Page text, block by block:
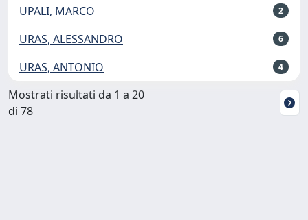
UPALI, MARCO 2
URAS, ALESSANDRO 6
URAS, ANTONIO 4
Mostrati risultati da 1 a 20
di 78